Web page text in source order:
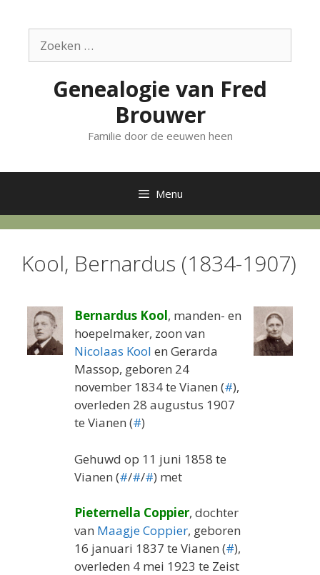
inhoudnaar:
Genealogie van Fred
Brouwer
Familie door de eeuwen heen
Menu
Kool, Bernardus (1834-1907)
Bernardus Kool, manden- en
hoepelmaker, zoon van
Nicolaas Kool en Gerarda
Massop, geboren 24
november 1834 te Vianen (#),
overleden 28 augustus 1907
te Vianen (#)
Gehuwd op 11 juni 1858 te
Vianen (#/#/#) met
Pieternella Coppier, dochter
van Maagje Coppier, geboren
16 januari 1837 te Vianen (#),
overleden 4 mei 1923 te Zeist